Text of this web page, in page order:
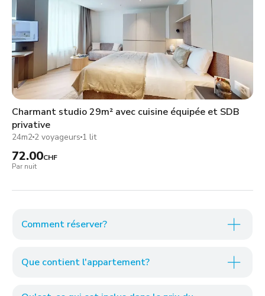
Charmant studio 29m² avec cuisine équipée et SDB
privative
24m2 2 voyageurs 1 lit
72.00CHF
Par nuit
Comment réserver?
Que contient l'appartement?